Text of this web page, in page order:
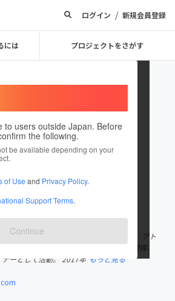
ログイン / 新規会員登録
には プロジェクトをさがす
to users outside Japan. Before
the following.
be available depending on your
of Use and Privacy Policy.
Support Terms.
Continue
BALL JACKET
1件のプロジェクトを投稿しています
京都
崎県
レスメーカー学院、デザイナー科卒業後、アト
ン、裁断、縫製、仕上げのノウハウを習得、
ーとして活動。 2017年 もっと見る